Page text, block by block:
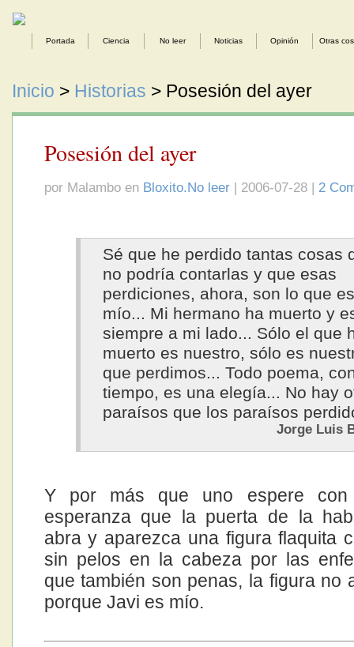
Portada Ciencia No leer Noticias Opinión Otras
Inicio > Historias > Posesión del ayer
Posesión del ayer
por Malambo en Bloxito.No leer| 2006-07-28 | 2
Sé que he perdido tantas cosas
no podría contarlas y que esas
perdiciones, ahora, son lo que
mío... Mi hermano ha muerto y
siempre a mi lado... Sólo el que
muerto es nuestro, sólo es
que perdimos... Todo poema,
tiempo, es una elegía... No hay
paraísos que los paraísos
Jorge Luis
Y por más que uno espere con
esperanza que la puerta de la
abra y aparezca una figura flaquita
sin pelos en la cabeza por las
que también son penas, la figura no
porque Javi es mío.